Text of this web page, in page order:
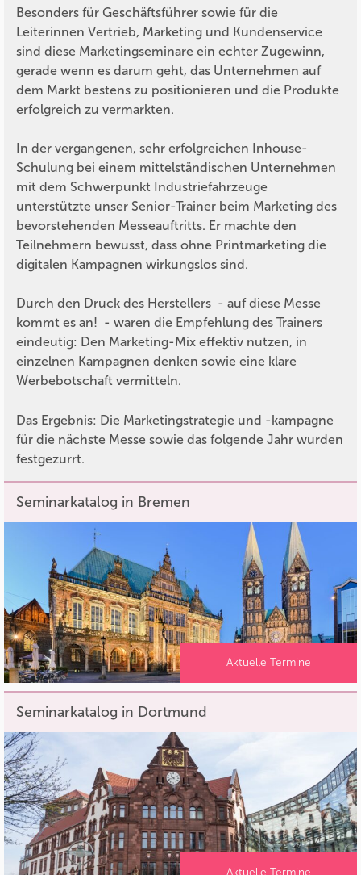
Besonders für Geschäftsführer sowie für die
Leiterinnen Vertrieb, Marketing und Kundenservice
sind diese Marketingseminare ein echter Zugewinn,
gerade wenn es darum geht, das Unternehmen auf
dem Markt bestens zu positionieren und die Produkte
erfolgreich zu vermarkten.
In der vergangenen, sehr erfolgreichen Inhouse-
Schulung bei einem mittelständischen Unternehmen
mit dem Schwerpunkt Industriefahrzeuge
unterstützte unser Senior-Trainer beim Marketing des
bevorstehenden Messeauftritts. Er machte den
Teilnehmern bewusst, dass ohne Printmarketing die
digitalen Kampagnen wirkungslos sind.
Durch den Druck des Herstellers - auf diese Messe
kommt es an! - waren die Empfehlung des Trainers
eindeutig: Den Marketing-Mix effektiv nutzen, in
einzelnen Kampagnen denken sowie eine klare
Werbebotschaft vermitteln.
Das Ergebnis: Die Marketingstrategie und -kampagne
für die nächste Messe sowie das folgende Jahr wurden
festgezurrt.
Seminarkatalog in Bremen
Aktuelle Termine
Seminarkatalog in Dortmund
Aktuelle Termine